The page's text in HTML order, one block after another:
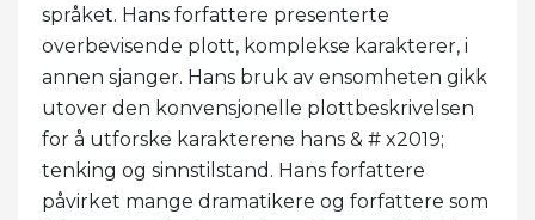
språket. Hans forfattere presenterte
overbevisende plott, komplekse karakterer, i
annen sjanger. Hans bruk av ensomheten gikk
utover den konvensjonelle plottbeskrivelsen
for å utforske karakterene hans & # x2019;
tenking og sinnstilstand. Hans forfattere
påvirket mange dramatikere og forfattere som